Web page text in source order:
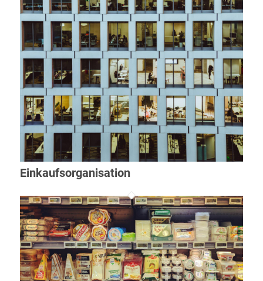
Einkaufsorganisation